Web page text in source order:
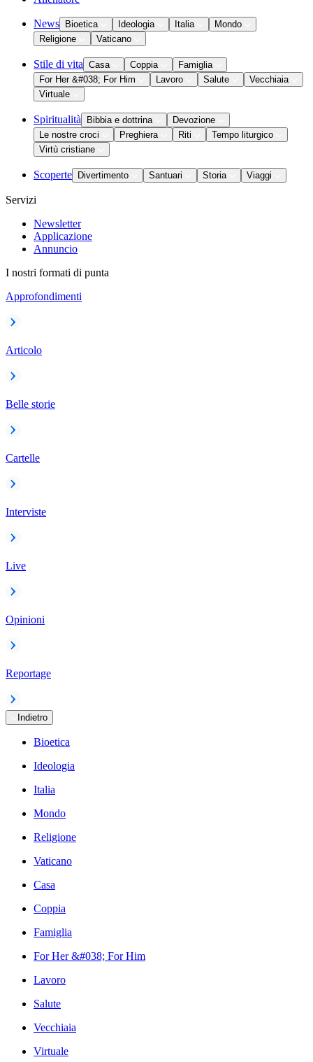
News Bioetica Ideologia Italia
Mondo
Religione
Vaticano
Stile di vita Casa Coppia
Famiglia
For Her &#038; For Him
Lavoro Salute
Vecchiaia
Virtuale
Spiritualità Bibbia e dottrina
Devozione
Le nostre croci
Preghiera Riti
Tempo liturgico
Virtù cristiane
Scoperte Divertimento Santuari Storia Viaggi
Servizi
Newsletter
Applicazione
Annuncio
I nostri formati di punta
Approfondimenti
Articolo
Belle storie
Cartelle
Interviste
Live
Opinioni
Reportage
Indietro
Bioetica
Ideologia
Italia
Mondo
Religione
Vaticano
Casa
Coppia
Famiglia
For Her &#038; For Him
Lavoro
Salute
Vecchiaia
Virtuale